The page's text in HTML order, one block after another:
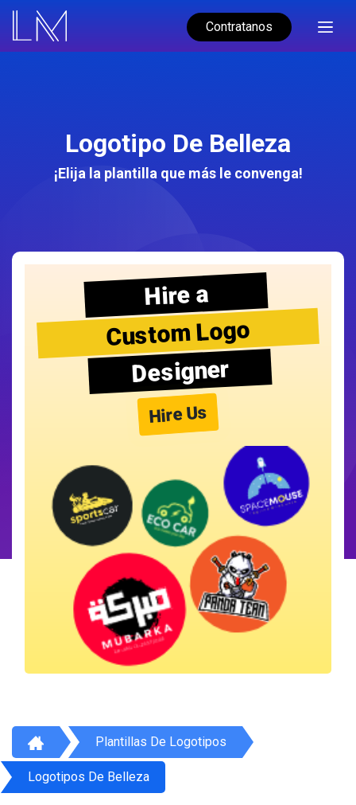
Contratanos
Logotipo De Belleza
¡Elija la plantilla que más le convenga!
Hire a
Custom Logo
Designer
Hire Us
Plantillas De Logotipos
Logotipos De Belleza